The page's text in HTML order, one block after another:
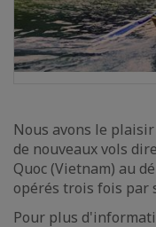
Nous avons le
de nouveaux vols
Quoc (Vietnam) au
opérés trois fois par
Pour plus